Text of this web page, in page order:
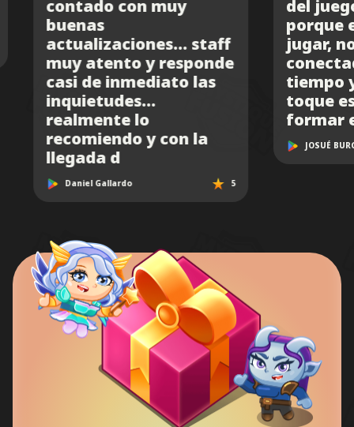
muy
staff
y responde
las
y con la
5
del juego. Me gusta
porque es fácil de
jugar, no requiere estar
conectado todo el
tiempo y tiene un
toque estratégico al
JOSUÉ BURGOS 5